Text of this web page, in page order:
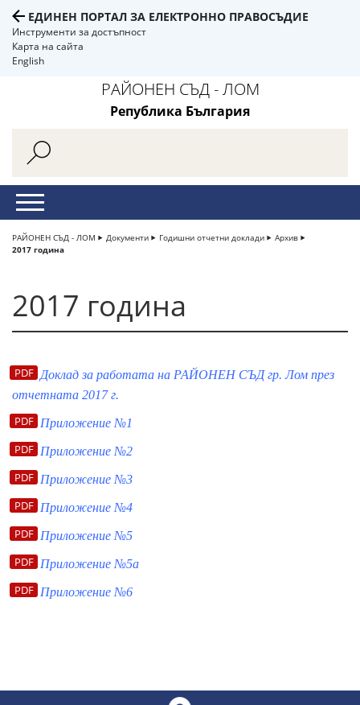
ЕДИНЕН ПОРТАЛ ЗА ЕЛЕКТРОННО ПРАВОСЪДИЕ
Инструменти за достъпност
Карта на сайта
English
РАЙОНЕН СЪД - ЛОМ
Република България
РАЙОНЕН СЪД - ЛОМ Документи Годишни отчетни доклади
Архив
2017 година
2017 година
Доклад за работата на РАЙОНЕН СЪД гр. Лом през
отчетната 2017 г.
Приложение №1
Приложение №2
Приложение №3
Приложение №4
Приложение №5
Приложение №5а
Приложение №6